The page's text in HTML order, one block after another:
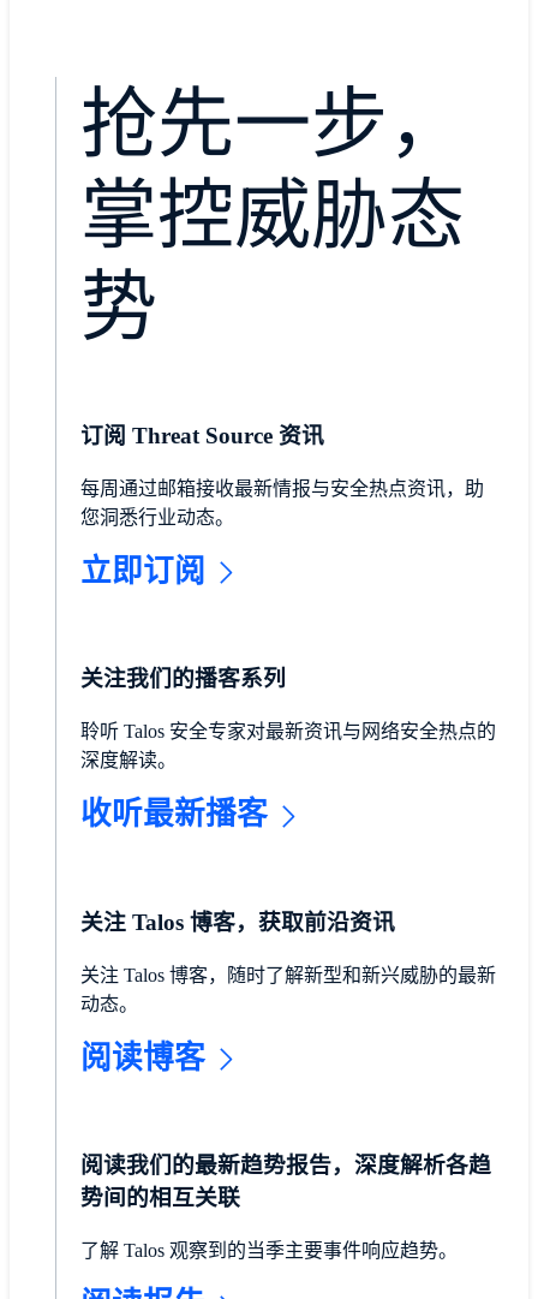
抢先一步，
掌控威胁态
势
订阅 Threat Source 资讯
每周通过邮箱接收最新情报与安全热点资讯，助
您洞悉行业动态。
立即订阅
关注我们的播客系列
聆听 Talos 安全专家对最新资讯与网络安全热点的
深度解读。
收听最新播客
关注 Talos 博客，获取前沿资讯
关注 Talos 博客，随时了解新型和新兴威胁的最新
动态。
阅读博客
阅读我们的最新趋势报告，深度解析各趋
势间的相互关联
了解 Talos 观察到的当季主要事件响应趋势。